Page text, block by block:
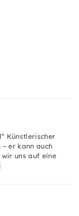
Künstlerischer
er kann auch
uns auf eine